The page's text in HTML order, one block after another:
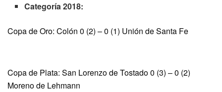
Categoría 2018:
Copa de Oro: Colón 0 (2) – 0 (1) Unión de Santa Fe
Copa de Plata: San Lorenzo de Tostado 0 (3) – 0 (2)
Moreno de Lehmann